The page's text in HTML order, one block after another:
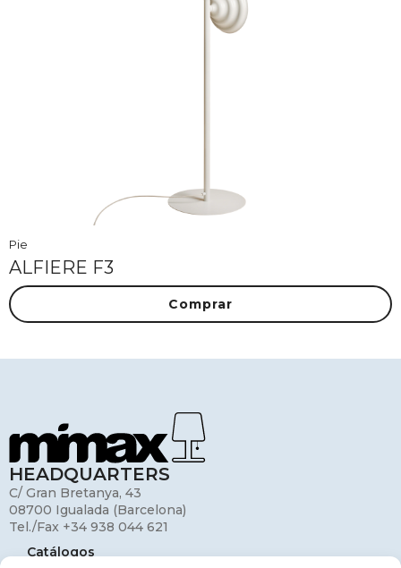
Pie
ALFIERE F3
Comprar
HEADQUARTERS
C/ Gran Bretanya, 43
08700 Igualada (Barcelona)
Tel./Fax +34 938 044 621
Catálogos